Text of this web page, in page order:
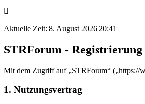
Aktuelle Zeit: 8. August 2026 20:41
STRForum - Registrierung
Mit dem Zugriff auf „STRForum“ („https://
1. Nutzungsvertrag